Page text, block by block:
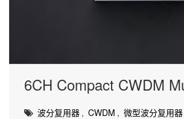
6CH Compact CWDM
波分复用器 , CWDM , 微型波分复用器